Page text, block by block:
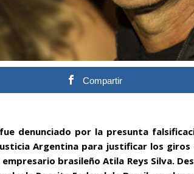
Compartir
denunciado por la presunta
Argentina para justificar los giros
brasileño Atila Reys Silva.